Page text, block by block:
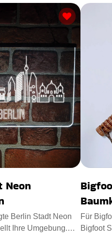
Neon
Berlin Stadt Neon
Ihre Umgebung.
Für
Bigfoot